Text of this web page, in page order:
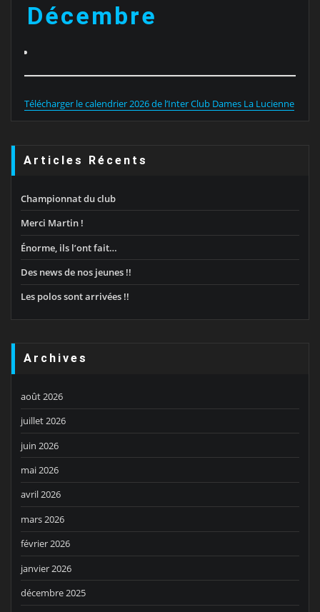
Décembre
Télécharger le calendrier 2026 de l’Inter Club Dames La Lucienne
Articles Récents
Championnat du club
Merci Martin !
Énorme, ils l’ont fait…
Des news de nos jeunes !!
Les polos sont arrivées !!
Archives
août 2026
juillet 2026
juin 2026
mai 2026
avril 2026
mars 2026
février 2026
janvier 2026
décembre 2025